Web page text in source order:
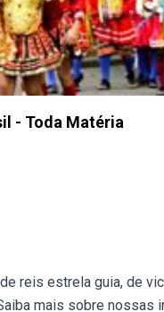
- Toda Matéria
reis estrela guia, de
mais sobre nossas